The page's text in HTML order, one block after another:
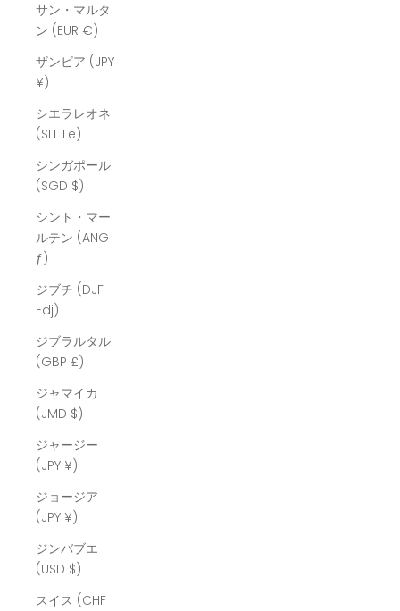
サン・マルタ
ン (EUR €)
ザンビア (JPY
¥)
シエラレオネ
(SLL Le)
シンガポール
(SGD $)
シント・マー
ルテン (ANG
ƒ)
ジブチ (DJF
Fdj)
ジブラルタル
(GBP £)
ジャマイカ
(JMD $)
ジャージー
(JPY ¥)
ジョージア
(JPY ¥)
ジンバブエ
(USD $)
スイス (CHF